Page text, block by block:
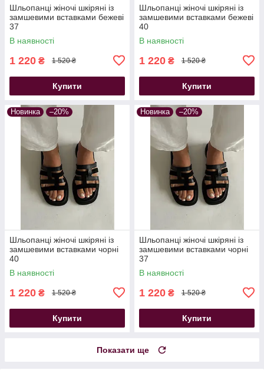
Шльопанці жіночі шкіряні із
замшевими вставками бежеві
37
В наявності
1 220 ₴ 1 520 ₴
Купити
Шльопанці жіночі шкіряні із
замшевими вставками бежеві
40
В наявності
1 220 ₴ 1 520 ₴
Купити
Новинка –20%
Шльопанці жіночі шкіряні із
замшевими вставками чорні
40
В наявності
1 220 ₴ 1 520 ₴
Купити
Новинка –20%
Шльопанці жіночі шкіряні із
замшевими вставками чорні
37
В наявності
1 220 ₴ 1 520 ₴
Купити
Показати ще